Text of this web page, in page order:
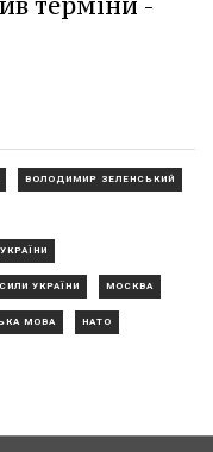
ВОЛОДИМИР ЗЕЛЕНСЬКИЙ
УКРАЇНИ МОСКВА
МОВА НАТО